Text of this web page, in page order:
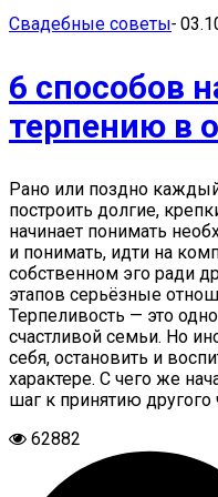
Свадебные советы-
6 способов
терпению в
Рано или поздно
построить долгие,
начинает понимать
и понимать, идти на
собственном эго ради
этапов серьёзные
Терпеливость — это
счастливой семьи. Но
себя, остановить и
характере. С чего же
шаг к принятию
62882